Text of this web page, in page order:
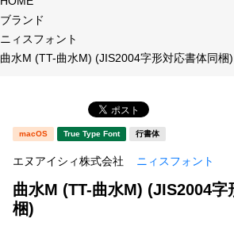
年間ライセンス商品
新着一覧
カート
フォント形式
タイプフェイス
明朝体
ブランド
ニィスフォント
曲水M (TT-曲水M) (JIS2004字形対応書体同梱)
macOS True Type Font 行書体
エヌアイシィ株式会社 ニィスフォント
曲水M (TT-曲水M) (JIS2004字
梱)